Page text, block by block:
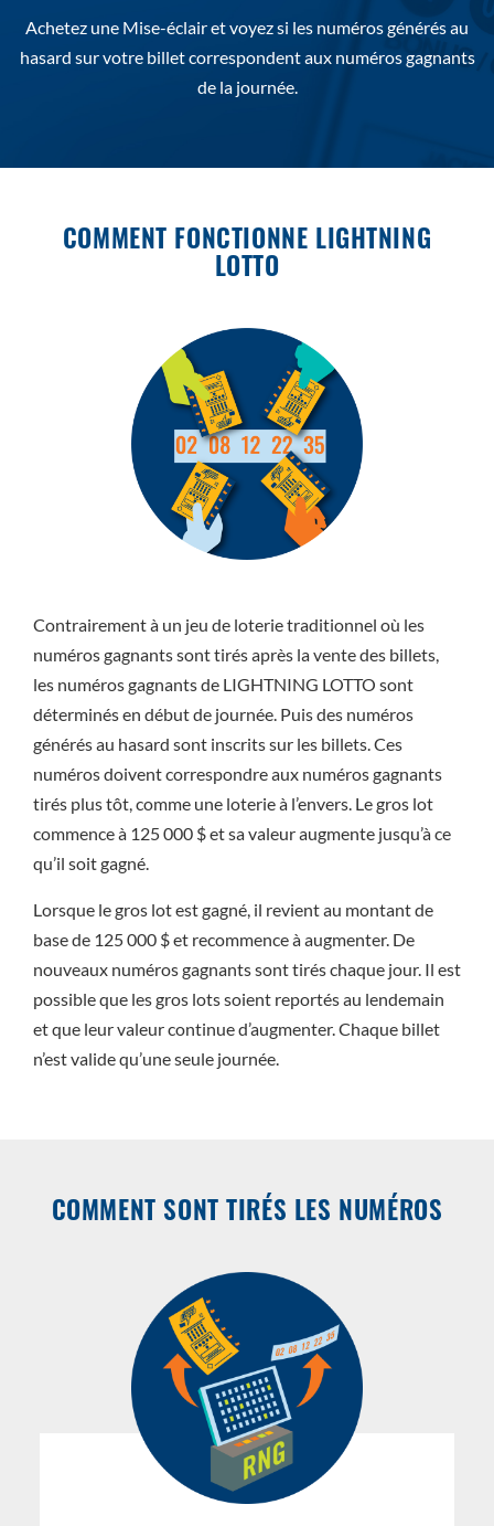
Achetez une Mise-éclair et voyez si les numéros générés au
hasard sur votre billet correspondent aux numéros gagnants
de la journée.
COMMENT FONCTIONNE LIGHTNING
LOTTO
Contrairement à un jeu de loterie traditionnel où les
numéros gagnants sont tirés après la vente des billets,
les numéros gagnants de LIGHTNING LOTTO sont
déterminés en début de journée. Puis des numéros
générés au hasard sont inscrits sur les billets. Ces
numéros doivent correspondre aux numéros gagnants
tirés plus tôt, comme une loterie à l’envers. Le gros lot
commence à 125 000 $ et sa valeur augmente jusqu’à ce
qu’il soit gagné.
Lorsque le gros lot est gagné, il revient au montant de
base de 125 000 $ et recommence à augmenter. De
nouveaux numéros gagnants sont tirés chaque jour. Il est
possible que les gros lots soient reportés au lendemain
et que leur valeur continue d’augmenter. Chaque billet
n’est valide qu’une seule journée.
COMMENT SONT TIRÉS LES NUMÉROS